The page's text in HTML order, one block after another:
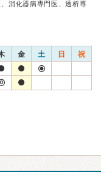
消化器病専門医、透析専
金 土 日 祝